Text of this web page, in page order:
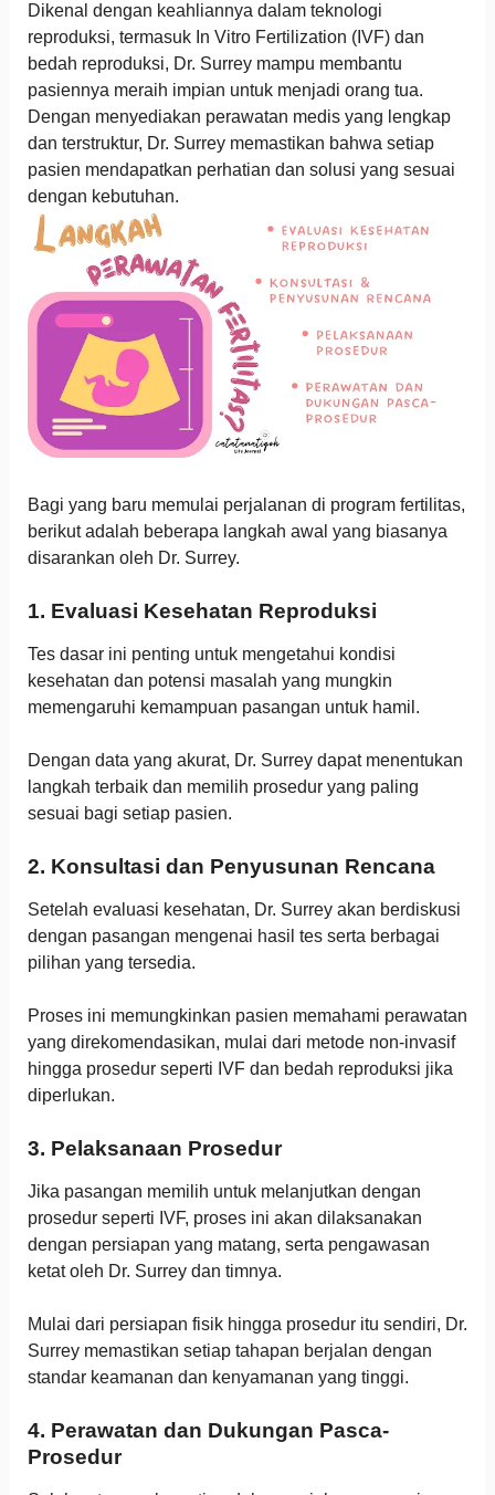
Dikenal dengan keahliannya dalam teknologi
reproduksi, termasuk In Vitro Fertilization (IVF) dan
bedah reproduksi, Dr. Surrey mampu membantu
pasiennya meraih impian untuk menjadi orang tua.
Dengan menyediakan perawatan medis yang lengkap
dan terstruktur, Dr. Surrey memastikan bahwa setiap
pasien mendapatkan perhatian dan solusi yang sesuai
dengan kebutuhan.
Bagi yang baru memulai perjalanan di program fertilitas,
berikut adalah beberapa langkah awal yang biasanya
disarankan oleh Dr. Surrey.
1. Evaluasi Kesehatan Reproduksi
Tes dasar ini penting untuk mengetahui kondisi
kesehatan dan potensi masalah yang mungkin
memengaruhi kemampuan pasangan untuk hamil.
Dengan data yang akurat, Dr. Surrey dapat menentukan
langkah terbaik dan memilih prosedur yang paling
sesuai bagi setiap pasien.
2. Konsultasi dan Penyusunan Rencana
Setelah evaluasi kesehatan, Dr. Surrey akan berdiskusi
dengan pasangan mengenai hasil tes serta berbagai
pilihan yang tersedia.
Proses ini memungkinkan pasien memahami perawatan
yang direkomendasikan, mulai dari metode non-invasif
hingga prosedur seperti IVF dan bedah reproduksi jika
diperlukan.
3. Pelaksanaan Prosedur
Jika pasangan memilih untuk melanjutkan dengan
prosedur seperti IVF, proses ini akan dilaksanakan
dengan persiapan yang matang, serta pengawasan
ketat oleh Dr. Surrey dan timnya.
Mulai dari persiapan fisik hingga prosedur itu sendiri, Dr.
Surrey memastikan setiap tahapan berjalan dengan
standar keamanan dan kenyamanan yang tinggi.
4. Perawatan dan Dukungan Pasca-
Prosedur